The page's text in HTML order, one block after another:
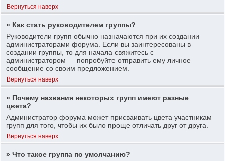
Вернуться наверх
» Как стать руководителем группы?
Руководители групп обычно назначаются при их создании
администраторами форума. Если вы заинтересованы в
создании группы, то для начала свяжитесь с
администратором — попробуйте отправить ему личное
сообщение со своим предложением.
Вернуться наверх
» Почему названия некоторых групп имеют разные
цвета?
Администратор форума может присваивать цвета участникам
групп для того, чтобы их было проще отличать друг от друга.
Вернуться наверх
» Что такое группа по умолчанию?